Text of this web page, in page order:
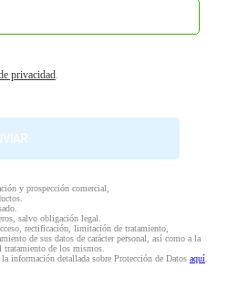
privacidad.
y prospección comercial,
salvo obligación legal.
rectificación, limitación de tratamiento,
de sus datos de carácter personal, así como a la
tratamiento de los mismos.
la información detallada sobre Protección de Datos aquí.